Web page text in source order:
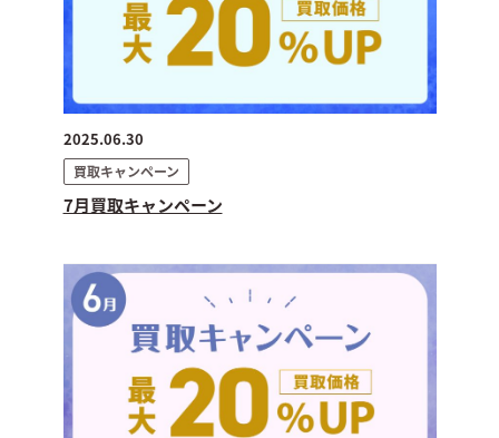
2025.06.30
買取キャンペーン
7月買取キャンペーン